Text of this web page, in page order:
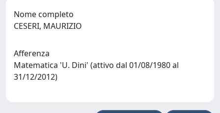
Nome completo
CESERI, MAURIZIO
Afferenza
Matematica 'U. Dini' (attivo dal 01/08/1980 al
31/12/2012)